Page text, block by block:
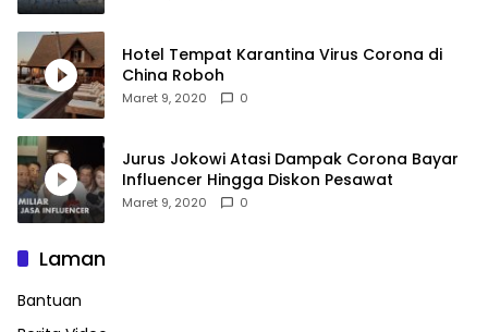
Hotel Tempat Karantina Virus Corona di
China Roboh
Maret 9, 2020 0
Jurus Jokowi Atasi Dampak Corona Bayar
Influencer Hingga Diskon Pesawat
Maret 9, 2020 0
Laman
Bantuan